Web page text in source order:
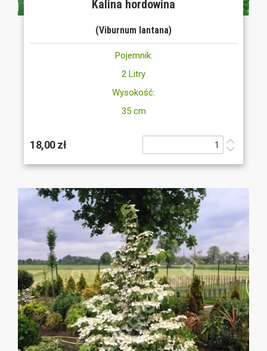
Kalina hordowina
(Viburnum lantana)
Pojemnik:
2 Litry
Wysokość:
35 cm
18,00 zł